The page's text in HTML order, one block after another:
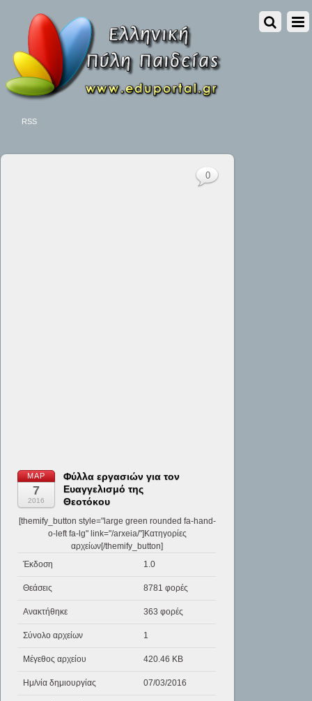
RSS
ΜΑΡ
7
2016
Φύλλα εργασιών για τον
Ευαγγελισμό της
Θεοτόκου
[themify_button style="large green rounded fa-hand-
o-left fa-lg" link="/arxeia/"]Κατηγορίες
αρχείων[/themify_button]
Έκδοση
1.0
Θεάσεις 8781 φορές
Ανακτήθηκε 363 φορές
Σύνολο αρχείων 1
Μέγεθος αρχείου 420.46 KB
Ημ/νία δημιουργίας 07/03/2016
0